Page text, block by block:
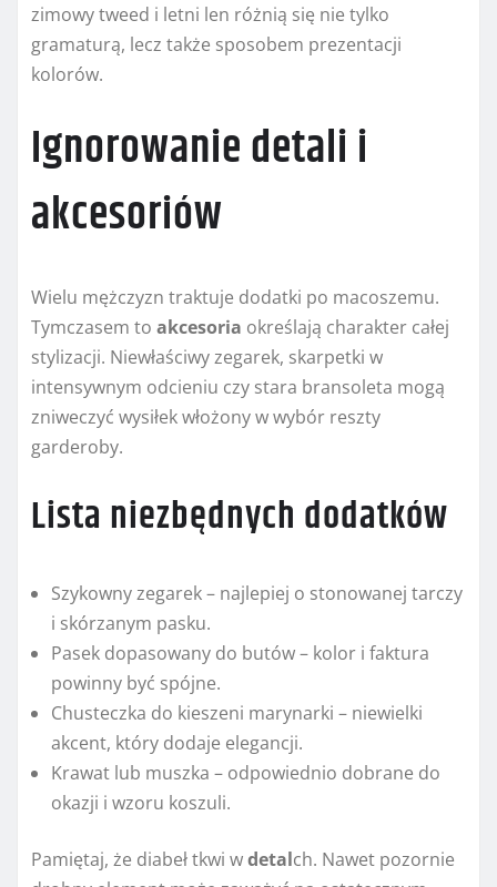
zimowy tweed i letni len różnią się nie tylko
gramaturą, lecz także sposobem prezentacji
kolorów.
Ignorowanie detali i
akcesoriów
Wielu mężczyzn traktuje dodatki po macoszemu.
Tymczasem to akcesoria określają charakter całej
stylizacji. Niewłaściwy zegarek, skarpetki w
intensywnym odcieniu czy stara bransoleta mogą
zniweczyć wysiłek włożony w wybór reszty
garderoby.
Lista niezbędnych dodatków
Szykowny zegarek – najlepiej o stonowanej tarczy
i skórzanym pasku.
Pasek dopasowany do butów – kolor i faktura
powinny być spójne.
Chusteczka do kieszeni marynarki – niewielki
akcent, który dodaje elegancji.
Krawat lub muszka – odpowiednio dobrane do
okazji i wzoru koszuli.
Pamiętaj, że diabeł tkwi wdetalch. Nawet pozornie